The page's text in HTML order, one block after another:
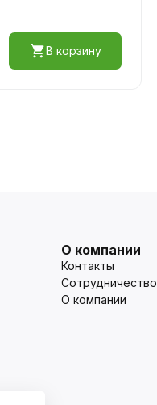
В корзину
О компании
Контакты
Сотрудничество
О компании